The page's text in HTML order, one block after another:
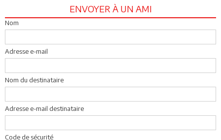
ENVOYER À UN AMI
Nom
Adresse e-mail
Nom du destinataire
Adresse e-mail destinataire
Code de sécurité